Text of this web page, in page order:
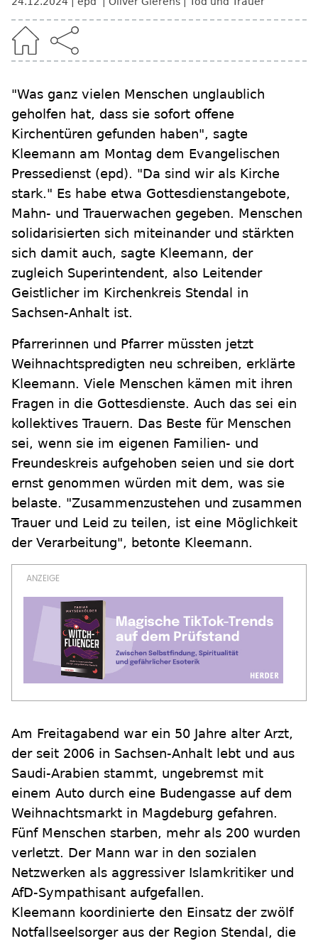
"Was ganz vielen Menschen unglaublich
geholfen hat, dass sie sofort offene
Kirchentüren gefunden haben", sagte
Kleemann am Montag dem Evangelischen
Pressedienst (epd). "Da sind wir als Kirche
stark." Es habe etwa Gottesdienstangebote,
Mahn- und Trauerwachen gegeben. Menschen
solidarisierten sich miteinander und stärkten
sich damit auch, sagte Kleemann, der
zugleich Superintendent, also Leitender
Geistlicher im Kirchenkreis Stendal in
Sachsen-Anhalt ist.
Pfarrerinnen und Pfarrer müssten jetzt
Weihnachtspredigten neu schreiben, erklärte
Kleemann. Viele Menschen kämen mit ihren
Fragen in die Gottesdienste. Auch das sei ein
kollektives Trauern. Das Beste für Menschen
sei, wenn sie im eigenen Familien- und
Freundeskreis aufgehoben seien und sie dort
ernst genommen würden mit dem, was sie
belaste. "Zusammenzustehen und zusammen
Trauer und Leid zu teilen, ist eine Möglichkeit
der Verarbeitung", betonte Kleemann.
Am Freitagabend war ein 50 Jahre alter Arzt,
der seit 2006 in Sachsen-Anhalt lebt und aus
Saudi-Arabien stammt, ungebremst mit
einem Auto durch eine Budengasse auf dem
Weihnachtsmarkt in Magdeburg gefahren.
Fünf Menschen starben, mehr als 200 wurden
verletzt. Der Mann war in den sozialen
Netzwerken als aggressiver Islamkritiker und
AfD-Sympathisant aufgefallen.
Kleemann koordinierte den Einsatz der zwölf
Notfallseelsorger aus der Region Stendal, die